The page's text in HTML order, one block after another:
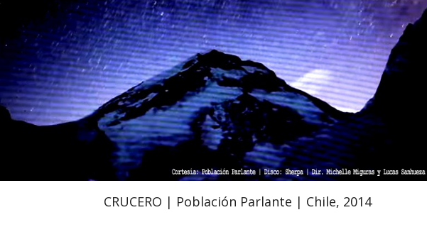
CRUCERO | Población Parlante | Chile, 2014